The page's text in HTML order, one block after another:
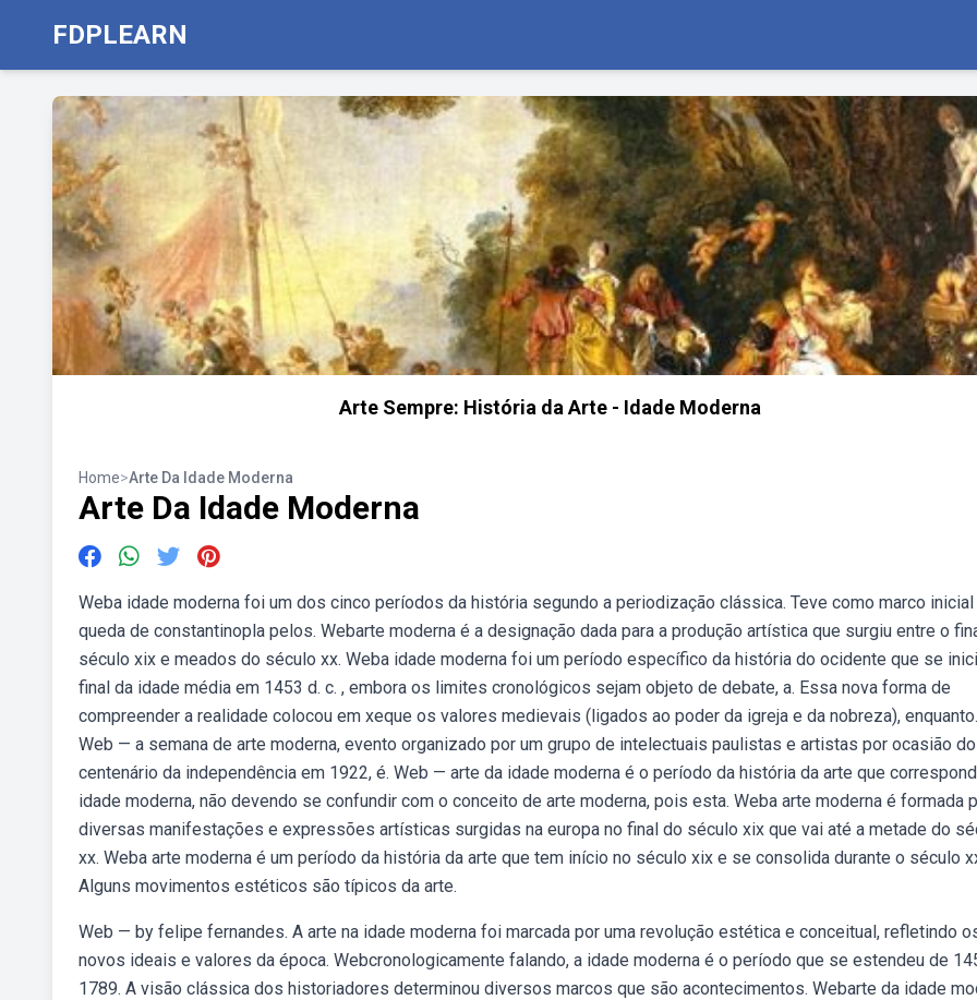
FDPLEARN
Arte Sempre: História da Arte - Idade Moderna
Home>Arte Da Idade Moderna
Arte Da Idade Moderna
Weba idade moderna foi um dos cinco períodos da história segundo a periodização clássica. Teve como marco inicial
queda de constantinopla pelos. Webarte moderna é a designação dada para a produção artística que surgiu entre o
século xix e meados do século xx. Weba idade moderna foi um período específico da história do ocidente que se
final da idade média em 1453 d. c. , embora os limites cronológicos sejam objeto de debate, a. Essa nova forma de
compreender a realidade colocou em xeque os valores medievais (ligados ao poder da igreja e da nobreza), enquanto.
Web — a semana de arte moderna, evento organizado por um grupo de intelectuais paulistas e artistas por ocasião do
centenário da independência em 1922, é. Web — arte da idade moderna é o período da história da arte que
idade moderna, não devendo se confundir com o conceito de arte moderna, pois esta. Weba arte moderna é formada
diversas manifestações e expressões artísticas surgidas na europa no final do século xix que vai até a metade do
xx. Weba arte moderna é um período da história da arte que tem início no século xix e se consolida durante o século
Alguns movimentos estéticos são típicos da arte.
Web — by felipe fernandes. A arte na idade moderna foi marcada por uma revolução estética e conceitual, refletindo
novos ideais e valores da época. Webcronologicamente falando, a idade moderna é o período que se estendeu de
1789. A visão clássica dos historiadores determinou diversos marcos que são acontecimentos. Webarte da idade